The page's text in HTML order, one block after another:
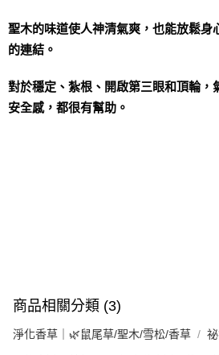
聖木的味道使人神清氣爽，也能放鬆身
的連結。
對於穩定、紮根、開啟第三眼和頂輪，
安全感，都很有幫助。
商品相關分類 (3)
淨化香草｜🌿鼠尾草/聖木/雪松/香草